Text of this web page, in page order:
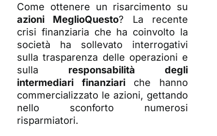
Come ottenere un risarcimento su
azioni MeglioQuesto? La recente
crisi finanziaria che ha coinvolto la
società ha sollevato interrogativi
sulla trasparenza delle operazioni e
sulla responsabilità degli
intermediari finanziariche hanno
commercializzato le azioni, gettando
nello sconforto numerosi
risparmiatori.